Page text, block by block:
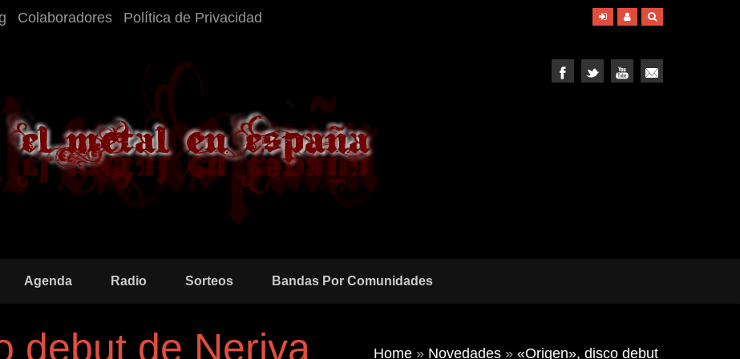
Colaboradores Política de Privacidad
Agenda Radio Sorteos Bandas Por Comunidades
debut de Neriva Home » Novedades » «Origen», disco debut